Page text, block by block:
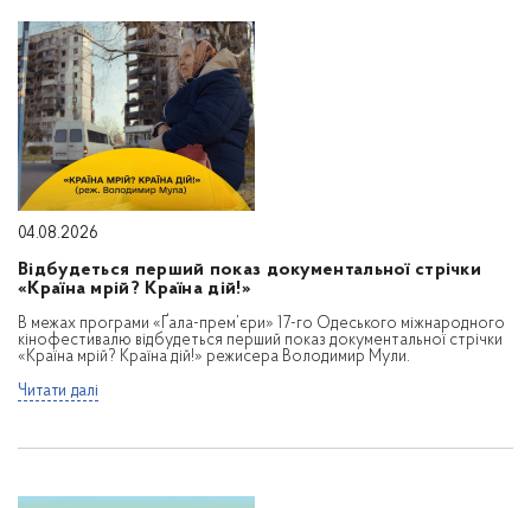
04.08.2026
Відбудеться перший показ документальної стрічки
«Країна мрій? Країна дій!»
В межах програми «Ґала-прем’єри» 17-го Одеського міжнародного
кінофестивалю відбудеться перший показ документальної стрічки
«Країна мрій? Країна дій!» режисера Володимир Мули.
Читати далі